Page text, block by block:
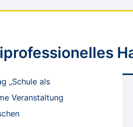
Antragsverfahren
FAQ
„Schule als
Veranstaltung